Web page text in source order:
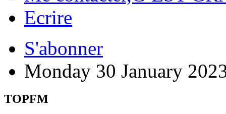
Ecrire
S'abonner
Monday 30 January
TOPFM